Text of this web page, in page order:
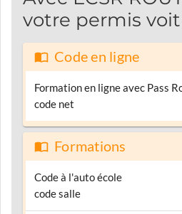
votre permis
Code en ligne
Formation en ligne avec Pass
code net
Formations
Code à l'auto école
code salle